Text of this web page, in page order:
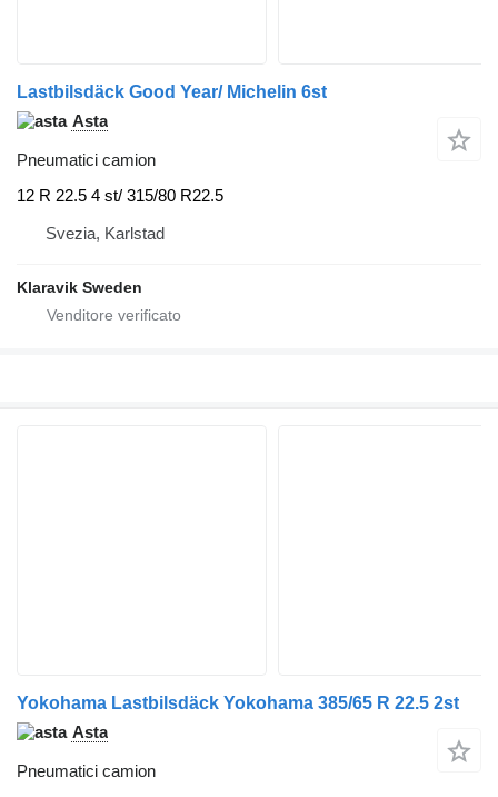
Lastbilsdäck Good Year/ Michelin 6st
Asta
Pneumatici camion
12 R 22.5 4 st/ 315/80 R22.5
Svezia, Karlstad
Klaravik Sweden
Yokohama Lastbilsdäck Yokohama 385/65 R 22.5 2st
Asta
Pneumatici camion